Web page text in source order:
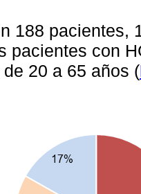
188 pacientes,
pacientes con
20 a 65 años (